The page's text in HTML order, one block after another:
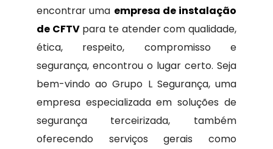
encontrar uma empresa de instalação
de CFTVpara te atender com qualidade,
ética, respeito, compromisso e
segurança, encontrou o lugar certo. Seja
bem-vindo ao Grupo L Segurança, uma
empresa especializada em soluções de
segurança terceirizada, também
oferecendo serviços gerais como